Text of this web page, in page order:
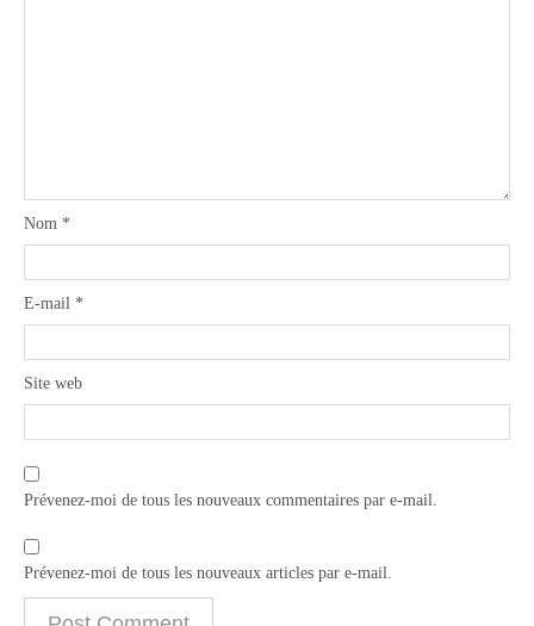
Nom *
E-mail *
Site web
Prévenez-moi de tous les nouveaux commentaires par e-mail.
Prévenez-moi de tous les nouveaux articles par e-mail.